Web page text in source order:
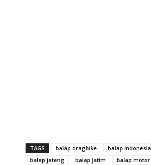
TAGS balap dragbike balap indonesia
balap jateng
balap jatim balap motor